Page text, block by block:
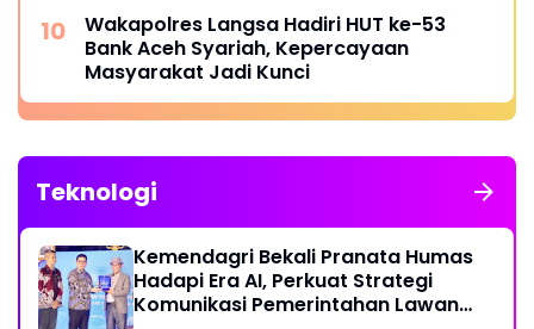
Wakapolres Langsa Hadiri HUT ke-53
Bank Aceh Syariah, Kepercayaan
Masyarakat Jadi Kunci
Teknologi
Kemendagri Bekali Pranata Humas
Hadapi Era AI, Perkuat Strategi
Komunikasi Pemerintahan Lawan